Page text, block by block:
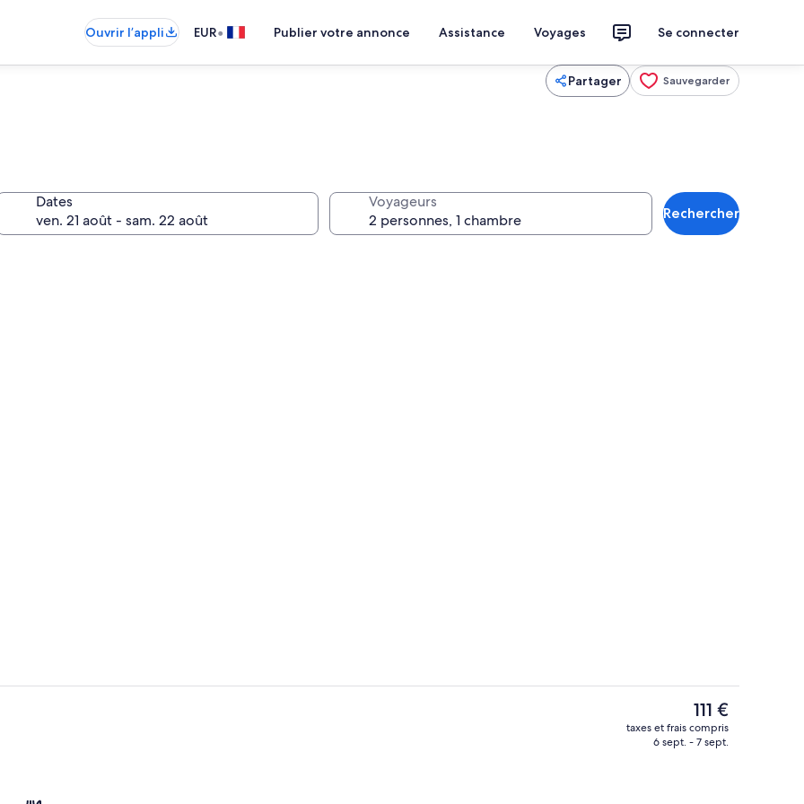
Ouvrir l’appli EUR• Publier votre annonce Assistance Voyages Se connecter
Partager Sauvegarder
Dates Voyageurs
Rechercher
Horizon Suite | Minibar, coffres-forts
Le
prix
actuel
111 €
taxes et frais compris
6 sept. - 7 sept.